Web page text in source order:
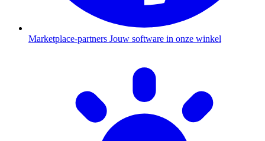
Marketplace-partners Jouw software in onze winkel